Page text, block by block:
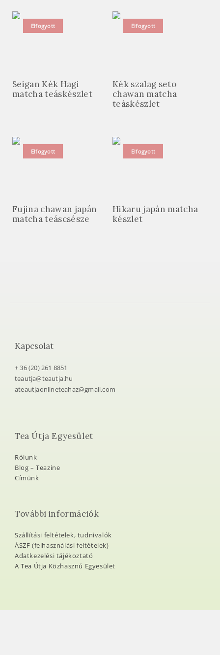
Elfogyott
Seigan Kék Hagi
matcha teáskészlet
Elfogyott
Kék szalag seto
chawan matcha
teáskészlet
Elfogyott
Fujina chawan japán
matcha teáscsésze
Elfogyott
Hikaru japán matcha
készlet
Kapcsolat
+ 36 (20) 261 8851
teautja@teautja.hu
ateautjaonlineteahaz@gmail.com
Tea Útja Egyesület
Rólunk
Blog – Teazine
Címünk
További információk
Szállítási feltételek, tudnivalók
ÁSZF (felhasználási feltételek)
Adatkezelési tájékoztató
A Tea Útja Közhasznú Egyesület